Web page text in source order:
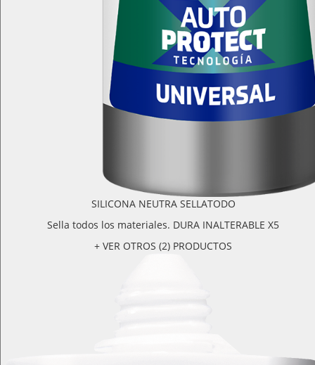
SILICONA NEUTRA SELLATODO
Sella todos los materiales. DURA INALTERABLE X5
+ VER OTROS (2) PRODUCTOS